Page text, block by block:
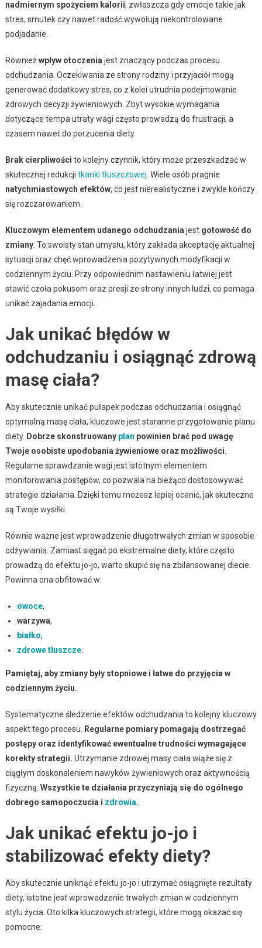
nadmiernym spożyciem kalorii, zwłaszcza gdy emocje takie jak
stres, smutek czy nawet radość wywołują niekontrolowane
podjadanie.
Równieżwpływ otoczeniajest znaczący podczas procesu
odchudzania. Oczekiwania ze strony rodziny i przyjaciół mogą
generować dodatkowy stres, co z kolei utrudnia podejmowanie
zdrowych decyzji żywieniowych. Zbyt wysokie wymagania
dotyczące tempa utraty wagi często prowadzą do frustracji, a
czasem nawet do porzucenia diety.
Brak cierpliwości to kolejny czynnik, który może przeszkadzać w
skutecznej redukcji tkanki tłuszczowej. Wiele osób pragnie
natychmiastowych efektów, co jest nierealistyczne i zwykle kończy
się rozczarowaniem.
Kluczowym elementem udanego odchudzaniajest gotowość do
zmiany. To swoisty stan umysłu, który zakłada akceptację aktualnej
sytuacji oraz chęć wprowadzenia pozytywnych modyfikacji w
codziennym życiu. Przy odpowiednim nastawieniu łatwiej jest
stawić czoła pokusom oraz presji ze strony innych ludzi, co pomaga
unikać zajadania emocji.
Jak unikać błędów w
odchudzaniu i osiągnąć zdrową
masę ciała?
Aby skutecznie unikać pułapek podczas odchudzania i osiągnąć
optymalną masę ciała, kluczowe jest staranne przygotowanie planu
diety. Dobrze skonstruowany plan powinien brać pod uwagę
Twoje osobiste upodobania żywieniowe oraz możliwości.
Regularne sprawdzanie wagi jest istotnym elementem
monitorowania postępów, co pozwala na bieżąco dostosowywać
strategie działania. Dzięki temu możesz lepiej ocenić, jak skuteczne
są Twoje wysiłki.
Równie ważne jest wprowadzenie długotrwałych zmian w sposobie
odżywiania. Zamiast sięgać po ekstremalne diety, które często
prowadzą do efektu jo-jo, warto skupić się na zbilansowanej diecie.
Powinna ona obfitować w:
owoce,
warzywa,
białko,
zdrowe tłuszcze.
Pamiętaj, aby zmiany były stopniowe i łatwe do przyjęcia w
codziennym życiu.
Systematyczne śledzenie efektów odchudzania to kolejny kluczowy
aspekt tego procesu. Regularne pomiary pomagają dostrzegać
postępy oraz identyfikować ewentualne trudności wymagające
korekty strategii. Utrzymanie zdrowej masy ciała wiąże się z
ciągłym doskonaleniem nawyków żywieniowych oraz aktywnością
fizyczną. Wszystkie te działania przyczyniają się do ogólnego
dobrego samopoczucia i zdrowia.
Jak unikać efektu jo-jo i
stabilizować efekty diety?
Aby skutecznie uniknąć efektu jo-jo i utrzymać osiągnięte rezultaty
diety, istotne jest wprowadzenie trwałych zmian w codziennym
stylu życia. Oto kilka kluczowych strategii, które mogą okazać się
pomocne: